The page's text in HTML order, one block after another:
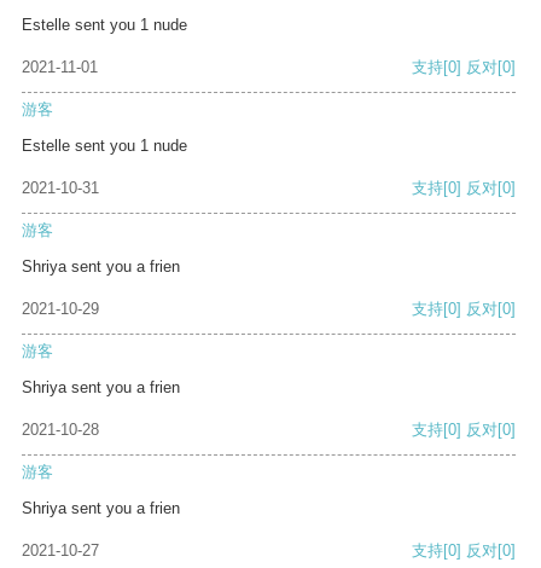
Estelle sent you 1 nude
2021-11-01 支持[0] 反对[0]
游客
Estelle sent you 1 nude
2021-10-31 支持[0] 反对[0]
游客
Shriya sent you a frien
2021-10-29 支持[0] 反对[0]
游客
Shriya sent you a frien
2021-10-28 支持[0] 反对[0]
游客
Shriya sent you a frien
2021-10-27 支持[0] 反对[0]